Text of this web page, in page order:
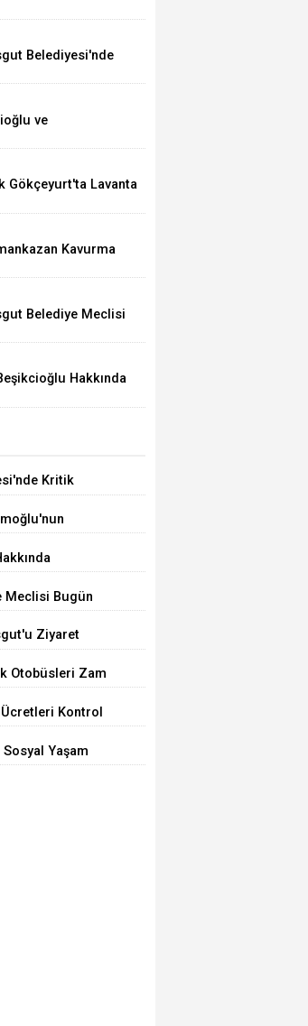
Belediyesi'nde
ve
Gökçeyurt'ta Lavanta
Kavurma
Belediye Meclisi
Hakkında
Kritik
Meclisi Bugün
Ziyaret
Otobüsleri Zam
Kontrol
Yaşam